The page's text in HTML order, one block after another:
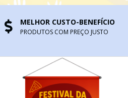
MELHOR CUSTO-BENEFÍCIO
PRODUTOS COM PREÇO JUSTO